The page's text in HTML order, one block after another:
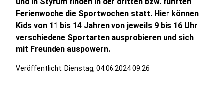
Ferienwoche die Sportwochen statt. Hier können
Kids von 11 bis 14 Jahren von jeweils 9 bis 16 Uhr
verschiedene Sportarten ausprobieren und sich
mit Freunden auspowern.
Veröffentlicht: Dienstag, 04.06.2024 09:26